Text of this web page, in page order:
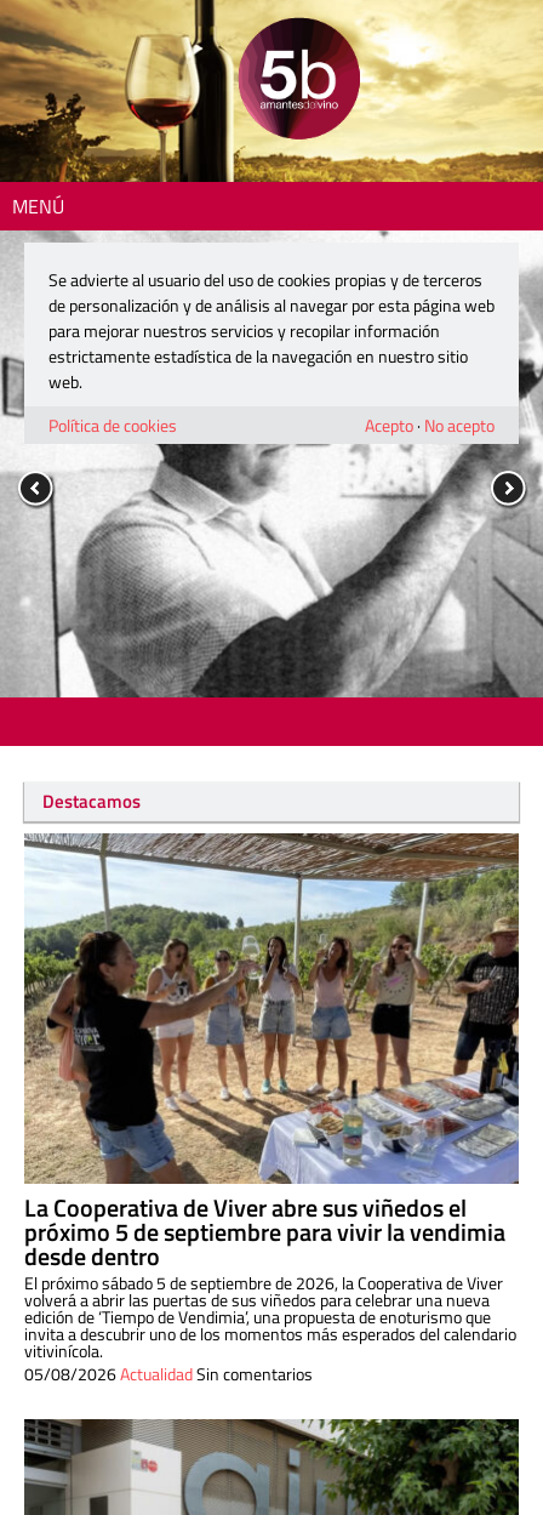
MENÚ
Destacamos
La Cooperativa de Viver abre sus viñedos el
próximo 5 de septiembre para vivir la vendimia
desde dentro
El próximo sábado 5 de septiembre de 2026, la Cooperativa de Viver
volverá a abrir las puertas de sus viñedos para celebrar una nueva
edición de ‘Tiempo de Vendimia’, una propuesta de enoturismo que
invita a descubrir uno de los momentos más esperados del calendario
vitivinícola.
05/08/2026ActualidadSin comentarios
Se advierte al usuario del uso de cookies propias y de terceros
de personalización y de análisis al navegar por esta página web
para mejorar nuestros servicios y recopilar información
estrictamente estadística de la navegación en nuestro sitio
web.
Política de cookies
Acepto· No acepto